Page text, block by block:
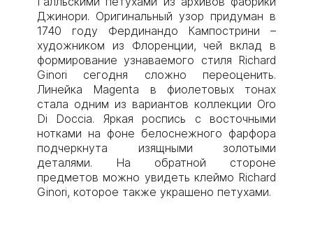
Джинори. Оригинальный узор придуман в
1740 году Фердинандо Кампострини –
художником из Флоренции, чей вклад в
формирование узнаваемого стиля Richard
Ginori сегодня сложно переоценить.
Линейка Magenta в фиолетовых тонах
стала одним из вариантов коллекции Oro
Di Doccia. Яркая роспись с восточными
нотками на фоне белоснежного фарфора
подчеркнута изящными золотыми
деталями. На обратной стороне
предметов можно увидеть клеймо Richard
Ginori, которое также украшено петухами.